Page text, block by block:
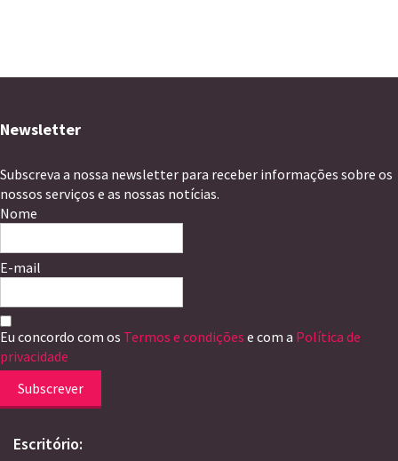
Newsletter
Subscreva a nossa newsletter para receber informações sobre os
nossos serviços e as nossas notícias.
Nome
E-mail
Eu concordo com os Termos e condições e com a Política de
privacidade
Subscrever
Escritório: